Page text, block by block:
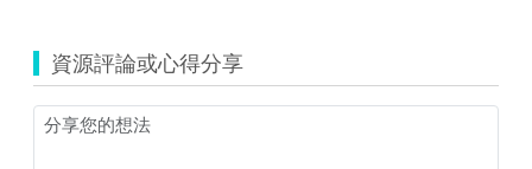
資源評論或心得分享